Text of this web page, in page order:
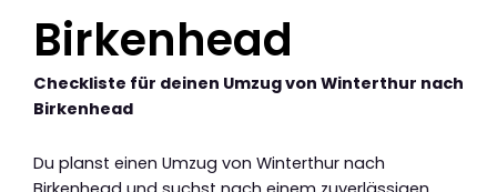
Birkenhead
Checkliste für deinen Umzug von Winterthur nach
Birkenhead
Du planst einen Umzug von Winterthur nach